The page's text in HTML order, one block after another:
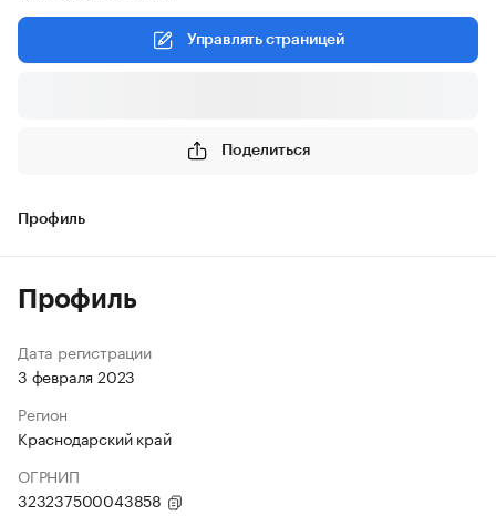
Управлять страницей
Поделиться
Профиль
Профиль
Дата регистрации
3 февраля 2023
Регион
Краснодарский край
ОГРНИП
323237500043858